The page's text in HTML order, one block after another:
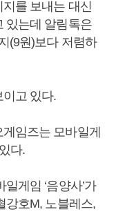
를 보내는 대신
있는데 알림톡은
(9원)보다 저렴하
고 있다.
임즈는 모바일게
다.
게임 ‘음양사’가
강호M, 노블레스,